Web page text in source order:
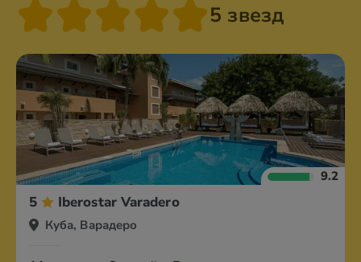
5 звезд
9.2
5 Iberostar Varadero
Куба, Варадеро